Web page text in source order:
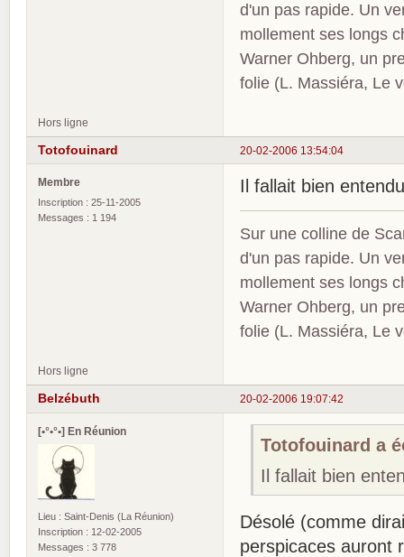
d'un pas rapide. Un
mollement ses longs
Warner Ohberg, un
folie (L. Massiéra, Le
Hors ligne
20-02-2006 13:54:04
Totofouinard
Membre
Inscription : 25-11-2005
Messages : 1 194
Il fallait bien
Sur une colline de
d'un pas rapide. Un
mollement ses longs
Warner Ohberg, un
folie (L. Massiéra, Le
Hors ligne
20-02-2006 19:07:42
Belzébuth
[•°•°•] En Réunion
Lieu : Saint-Denis (La Réunion)
Inscription : 12-02-2005
Messages : 3 778
Totofouinard a
Il fallait bien
Désolé (comme
perspicaces auront